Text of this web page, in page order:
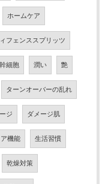
ホームケア
フェンススプリッツ
幹細胞 潤い 艶
ターンオーバーの乱れ
ジ ダメージ肌
機能 生活習慣
乾燥対策